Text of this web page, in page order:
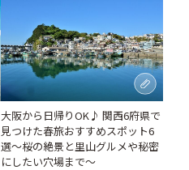
大阪から日帰りOK♪ 関西6府県で
見つけた春旅おすすめスポット6
選～桜の絶景と里山グルメや秘密
にしたい穴場まで～